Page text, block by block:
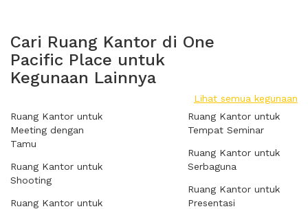
Cari Ruang Kantor di One
Pacific Place untuk
Kegunaan Lainnya
Lihat semua kegunaan
Ruang Kantor untuk
Meeting dengan
Tamu
Ruang Kantor untuk
Shooting
Ruang Kantor untuk
Ruang Kantor untuk
Tempat Seminar
Ruang Kantor untuk
Serbaguna
Ruang Kantor untuk
Presentasi